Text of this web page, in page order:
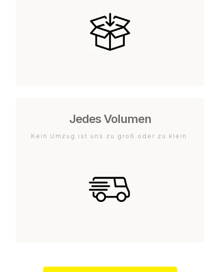
Jedes Volumen
Kein Umzug ist uns zu groß oder zu klein.